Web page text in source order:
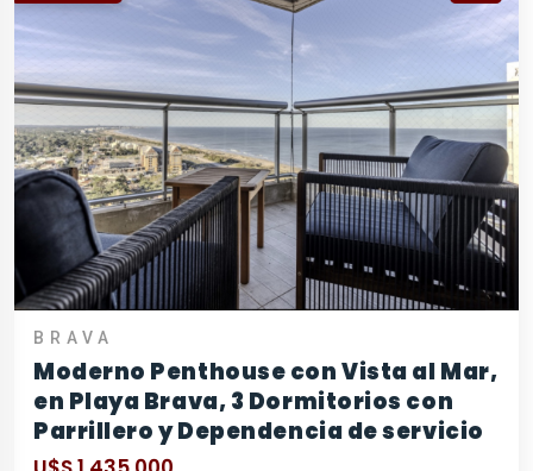
BRAVA
Moderno Penthouse con Vista al Mar,
en Playa Brava, 3 Dormitorios con
Parrillero y Dependencia de servicio